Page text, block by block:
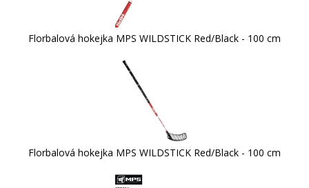
Florbalová hokejka MPS WILDSTICK Red/Black - 100 cm
Florbalová hokejka MPS WILDSTICK Red/Black - 100 cm